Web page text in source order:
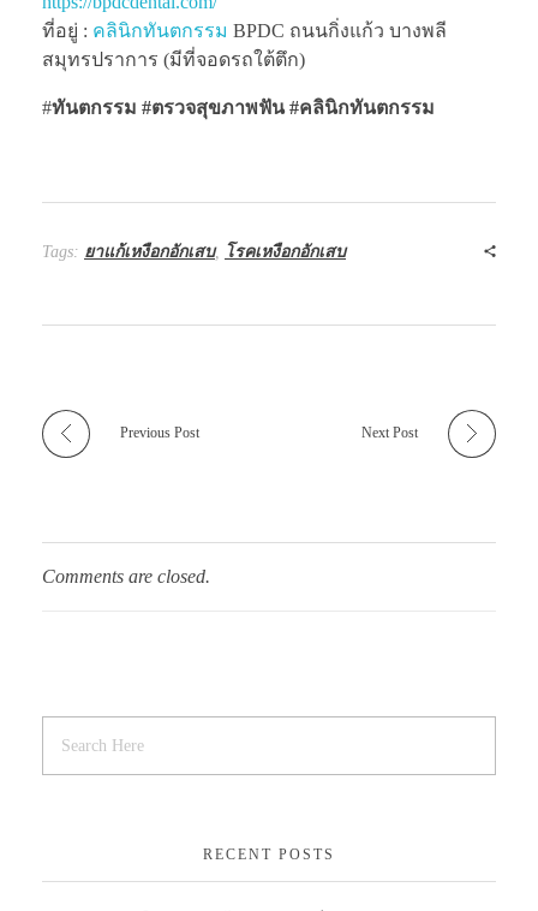
ที่อยู่ : คลินิกทันตกรรม BPDC ถนนกิ่งแก้ว บางพลี
สมุทรปราการ (มีที่จอดรถใต้ตึก)
#ทันตกรรม #ตรวจสุขภาพฟัน #คลินิกทันตกรรม
Tags: ยาแก้เหงือกอักเสบ, โรคเหงือกอักเสบ
Previous Post Next Post
Comments are closed.
RECENT POSTS